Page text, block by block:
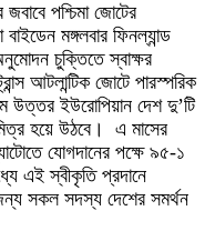
পশ্চিমা জোটের
মঙ্গলবার ফিনল্যান্ড
চুক্তিতে স্বাক্ষর
আটলান্টিক জোটে পারস্পরিক
উত্তর ইউরোপিয়ান দেশ দু’টি
হয়ে উঠবে। এ মাসের
যোগদানের পক্ষে ৯৫-১
এই স্বীকৃতি প্রদানে
সকল সদস্য দেশের সমর্থন